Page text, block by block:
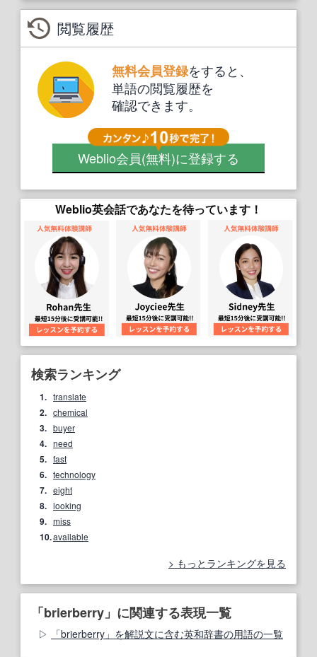
閲覧履歴
無料会員登録をすると、
単語の閲覧履歴を
確認できます。
Weblio会員(無料)に登録する
Weblio英会話であなたを待っています！
検索ランキング
1. translate
2. chemical
3. buyer
4. need
5. fast
6. technology
7. eight
8. looking
9. miss
10.available
もっとランキングを見る
「brierberry」に関連する表現一覧
「brierberry」を解説文に含む英和辞書の用語の一覧